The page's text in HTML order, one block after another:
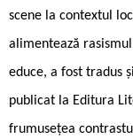
scene la contextul
alimentează
educe, a fost tradus
publicat la Editura
frumusețea